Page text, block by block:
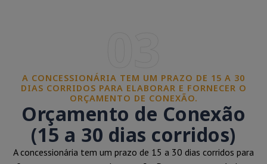
A CONCESSIONÁRIA TEM UM PRAZO DE 15 A 30
DIAS CORRIDOS PARA ELABORAR E FORNECER O
ORÇAMENTO DE CONEXÃO.
Orçamento de Conexão
(15 a 30 dias corridos)
A concessionária tem um prazo de 15 a 30 dias corridos para